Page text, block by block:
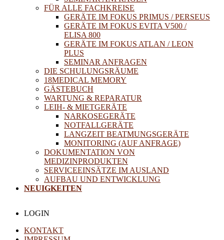
FÜR ALLE FACHKREISE
GERÄTE IM FOKUS PRIMUS / PERSEUS
GERÄTE IM FOKUS EVITA V500 /
ELISA 800
GERÄTE IM FOKUS ATLAN / LEON
PLUS
SEMINAR ANFRAGEN
DIE SCHULUNGSRÄUME
18MEDICAL MEMORY
GÄSTEBUCH
WARTUNG & REPARATUR
LEIH- & MIETGERÄTE
NARKOSEGERÄTE
NOTFALLGERÄTE
LANGZEIT BEATMUNGSGERÄTE
MONITORING (AUF ANFRAGE)
DOKUMENTATION VON
MEDIZINPRODUKTEN
SERVICEEINSÄTZE IM AUSLAND
AUFBAU UND ENTWICKLUNG
NEUIGKEITEN
LOGIN
KONTAKT